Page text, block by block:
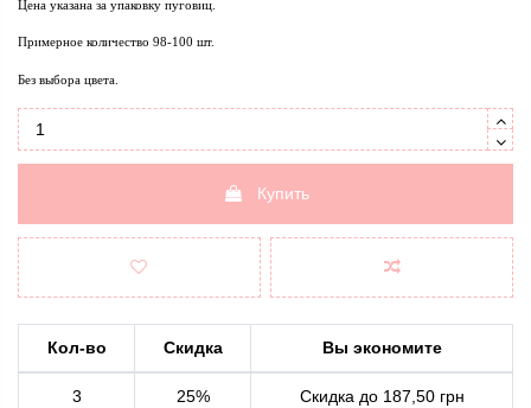
Цена указана за упаковку пуговиц.
Примерное количество 98-100 шт.
Без выбора цвета.
Купить
Кол-во Скидка Вы экономите
3 25% Скидка до 187,50 грн